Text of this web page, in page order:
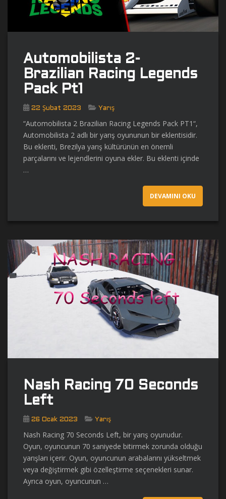
Automobilista 2-
Brazilian Racing Legends
Pack Pt1
22 Şubat 2023 Yarış
“Automobilista 2 Brazilian Racing Legends Pack PT1“,
Automobilista 2 adlı bir yarış oyununun bir eklentisidir.
Bu eklenti, Brezilya yarış kültürünün en önemli
parçalarını ve lejendlerini oyuna ekler. Bu eklenti içinde
…
DEVAMINI OKU
Nash Racing 70 Seconds
Left
26 Ocak 2023 Yarış
Nash Racing 70 Seconds Left, bir yarış oyunudur.
Oyun, oyuncunun 70 saniyede bitirmek zorunda olduğu
yarışları içerir. Oyun, oyuncunun arabalarını yükseltmek
veya değiştirmek gibi özelleştirme seçenekleri sunar.
Ayrıca oyun, oyuncunun …